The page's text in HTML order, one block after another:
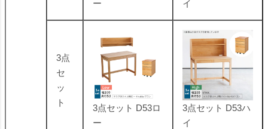
ー
イ
3点
セ
ッ
ト
3点セット D53ロ
ー
3点セット D53ハ
イ